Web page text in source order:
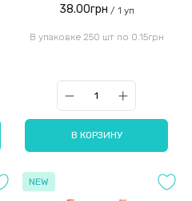
38.00грн / 1 уп
В упаковке 250 шт по 0.15грн
В КОРЗИНУ
NEW